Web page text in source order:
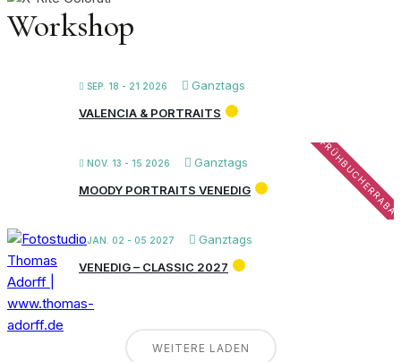
Workshop
SEP. 18 - 21 2026
Ganztags
VALENCIA & PORTRAITS
NOV. 13 - 15 2026 Ganztags
MOODY PORTRAITS VENEDIG
JAN. 02 - 05 2027
Ganztags
VENEDIG – CLASSIC 2027
WEITERE LADEN